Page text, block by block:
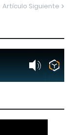
Artículo Siguiente